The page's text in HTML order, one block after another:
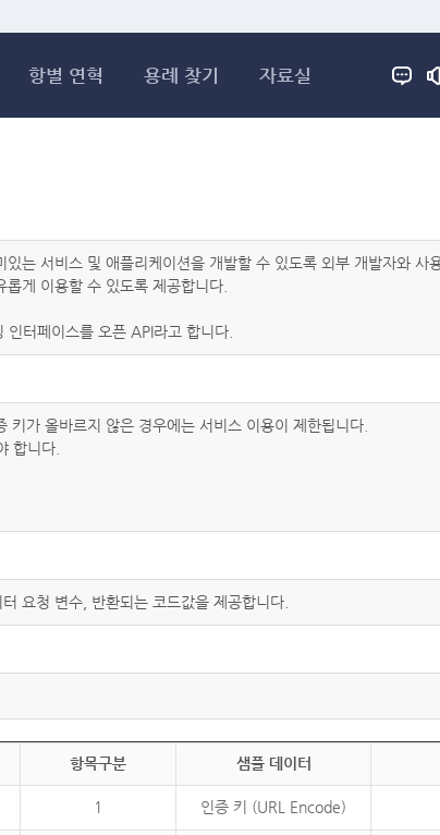
항별 연혁 용례 찾기 자료실
는 서비스 및 애플리케이션을 개발할 수 있도록 외부 개발자와 사
게 이용할 수 있도록 제공합니다.
터페이스를 오픈 API라고 합니다.
가 올바르지 않은 경우에는 서비스 이용이 제한됩니다.
합니다.
요청 변수, 반환되는 코드값을 제공합니다.
항목구분 샘플 데이터
1 인증 키 (URL Encode)